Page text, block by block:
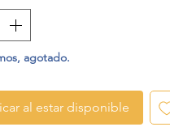
agotado.
al estar disponible